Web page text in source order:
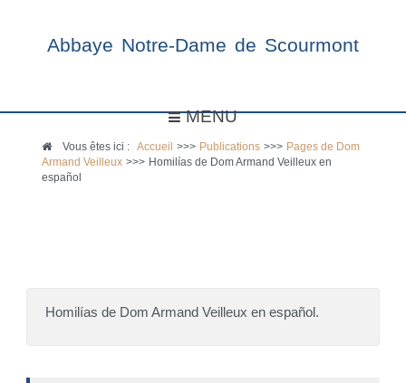
Abbaye Notre-Dame de Scourmont
MENU
Vous êtes ici :Accueil >>> Publications >>> Pages de Dom
Armand Veilleux >>> Homilías de Dom Armand Veilleux en
español
Homilías de Dom Armand Veilleux en español.